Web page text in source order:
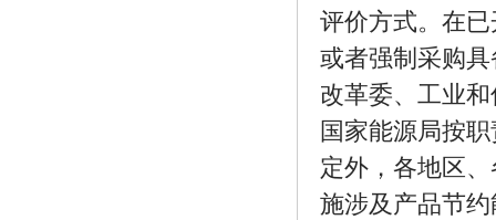
评价方式。在
或者强制采购
改革委、工业
国家能源局按
定外，各地区
施涉及产品节